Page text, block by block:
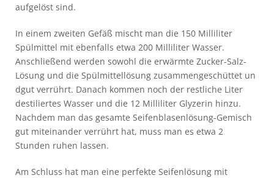
aufgelöst sind.
In einem zweiten Gefäß mischt man die 150 Milliliter
Spülmittel mit ebenfalls etwa 200 Milliliter Wasser.
Anschließend werden sowohl die erwärmte Zucker-Salz-
Lösung und die Spülmittellösung zusammengeschüttet un
dgut verrührt. Danach kommen noch der restliche Liter
destiliertes Wasser und die 12 Milliliter Glyzerin hinzu.
Nachdem man das gesamte Seifenblasenlösung-Gemisch
gut miteinander verrührt hat, muss man es etwa 2
Stunden ruhen lassen.
Am Schluss hat man eine perfekte Seifenlösung mit